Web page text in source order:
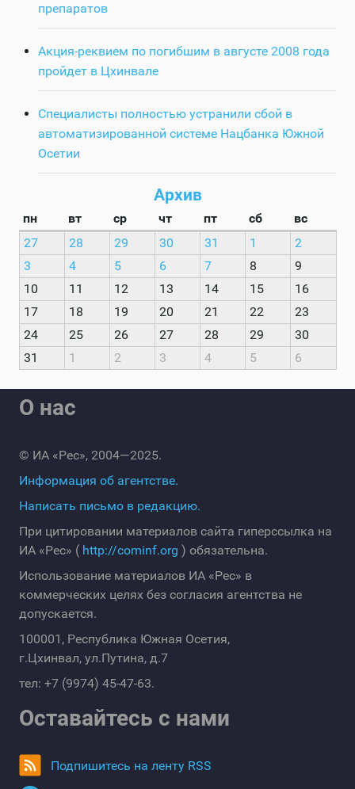
препаратов
Акция-реквием по погибшим в августе 2008 года
пройдет в Цхинвале
Специалисты полностью устранили сбой в
автоматизированной системе Нацбанка Южной
Осетии
Архив
пн вт ср чт пт сб
вс
27
28 29 30 31 1
2
3
4 5 6 7 8
9
10
11 12 13 14 15
16
17
18 19 20 21 22
23
24
25 26 27 28 29
30
31
1 2 3 4 5 6
О нас
© ИА «Рес», 2004—2025.
Информация об агентстве.
Написать письмо в редакцию.
При цитировании материалов сайта гиперссылка на
ИА «Рес» ( http://cominf.org ) обязательна.
Использование материалов ИА «Рес» в
коммерческих целях без согласия агентства не
допускается.
100001, Республика Южная Осетия,
г.Цхинвал, ул.Путина, д.7
тел: +7 (9974) 45-47-63.
Оставайтесь с нами
Подпишитесь на ленту RSS